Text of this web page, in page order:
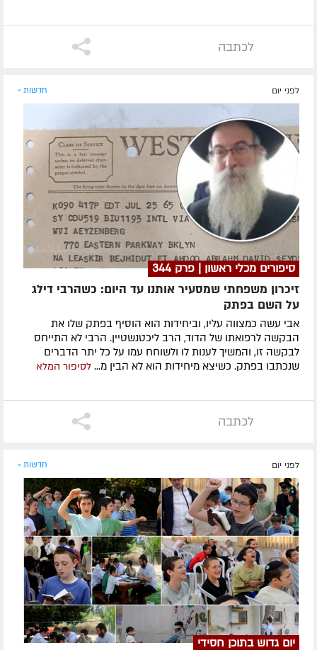
לכתבה
לפני יום חדשות »
סיפורים מכלי ראשון | פרק 344
זיכרון משפחתי שמסעיר אותנו עד היום: כשהרבי דילג
על השם בפתק
אבי עשה כמצווה עליו, וביחידות הוא הוסיף בפתק שלו את
הבקשה לרפואתו של הדוד, הרב ליכטנשטיין. הרבי לא התייחס
לבקשה זו, והמשיך לענות לו ולשוחח עמו על כל יתר הדברים
שנכתבו בפתק. כשיצא מיחידות הוא לא הבין מ... לסיפור המלא
לכתבה
לפני יום חדשות »
יום גדוש בתוכן חסידי